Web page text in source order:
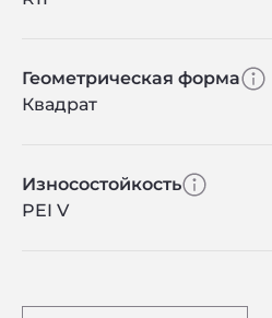
Геометрическая форма
Квадрат
Износостойкость
PEI V